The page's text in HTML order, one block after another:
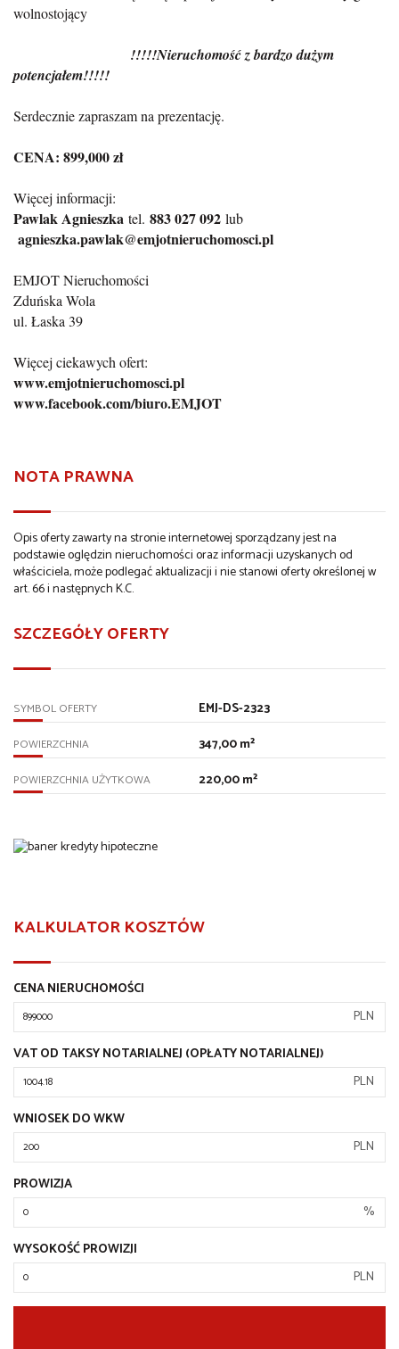
wolnostojący
!!!!!Nieruchomość z bardzo dużym
potencjałem!!!!!
Serdecznie zapraszam na prezentację.
CENA: 899,000 zł
Więcej informacji:
Pawlak Agnieszka tel. 883 027 092 lub
agnieszka.pawlak@emjotnieruchomosci.pl
EMJOT Nieruchomości
Zduńska Wola
ul. Łaska 39
Więcej ciekawych ofert:
www.emjotnieruchomosci.pl
www.facebook.com/biuro.EMJOT
NOTA PRAWNA
Opis oferty zawarty na stronie internetowej sporządzany jest na
podstawie oględzin nieruchomości oraz informacji uzyskanych od
właściciela, może podlegać aktualizacji i nie stanowi oferty określonej w
art. 66 i następnych K.C.
SZCZEGÓŁY OFERTY
SYMBOL OFERTY EMJ-DS-2323
POWIERZCHNIA 347,00 m²
POWIERZCHNIA UŻYTKOWA 220,00 m²
KALKULATOR KOSZTÓW
CENA NIERUCHOMOŚCI
PLN
VAT OD TAKSY NOTARIALNEJ (OPŁATY NOTARIALNEJ)
PLN
WNIOSEK DO WKW
PLN
PROWIZJA
%
WYSOKOŚĆ PROWIZJI
PLN